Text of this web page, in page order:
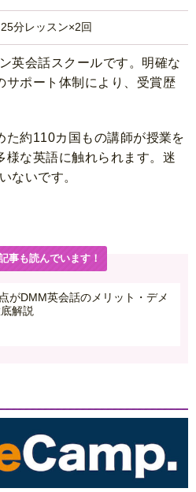
25分レッスン×2回
英会話スクールです。明確な
サポート体制により、受賞歴
た約110カ国もの講師が授業を
様な英語に触れられます。迷
ないです。
事も読んでいます！
がDMM英会話のメリット・デメ
解説